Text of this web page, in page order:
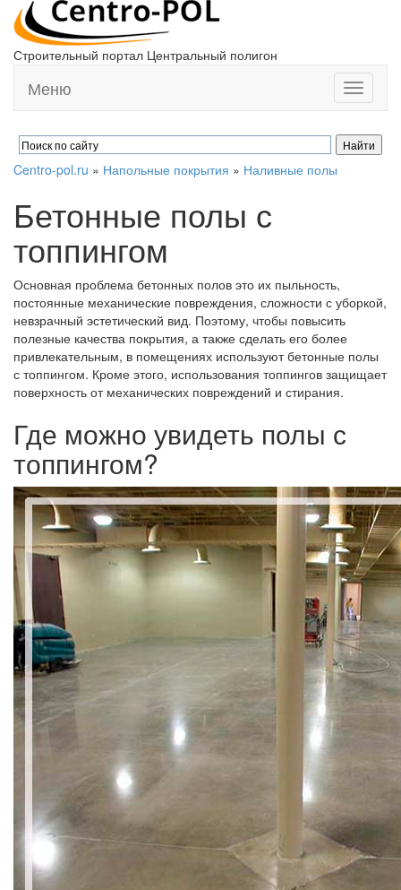
Строительный портал Центральный полигон
Toggle
Меню
Centro-pol.ru » Напольные покрытия » Наливные полы
Бетонные полы с
топпингом
Основная проблема бетонных полов это их пыльность,
постоянные механические повреждения, сложности с уборкой,
невзрачный эстетический вид. Поэтому, чтобы повысить
полезные качества покрытия, а также сделать его более
привлекательным, в помещениях используют бетонные полы
с топпингом. Кроме этого, использования топпингов защищает
поверхность от механических повреждений и стирания.
Где можно увидеть полы с
топпингом?